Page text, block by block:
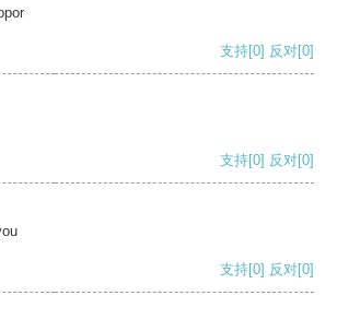
支持[0] 反对[0]
支持[0] 反对[0]
支持[0] 反对[0]